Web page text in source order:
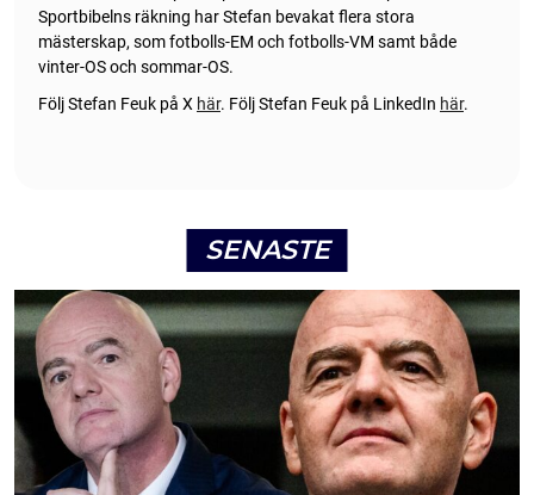
Sportbibelns räkning har Stefan bevakat flera stora
mästerskap, som fotbolls-EM och fotbolls-VM samt både
vinter-OS och sommar-OS.
Följ Stefan Feuk på X här. Följ Stefan Feuk på LinkedIn här.
SENASTE